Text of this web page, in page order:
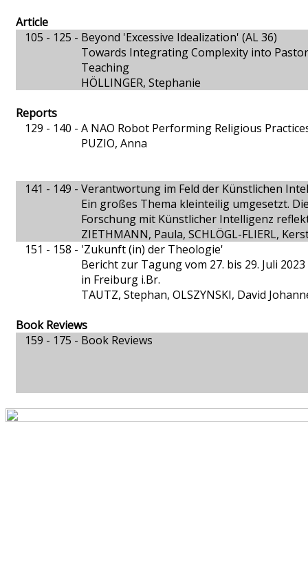
Article
105 - 125 - Beyond 'Excessive Idealization' (AL 36)
Towards Integrating Complexity into
Teaching
HÖLLINGER, Stephanie
Reports
129 - 140 - A NAO Robot Performing Religious
PUZIO, Anna
141 - 149 - Verantwortung im Feld der Künstlichen
Ein großes Thema kleinteilig umgesetzt.
Forschung mit Künstlicher Intelligenz
ZIETHMANN, Paula, SCHLÖGL-FLIERL,
151 - 158 - 'Zukunft (in) der Theologie'
Bericht zur Tagung vom 27. bis 29. Juli
in Freiburg i.Br.
TAUTZ, Stephan, OLSZYNSKI, David
Book Reviews
159 - 175 - Book Reviews